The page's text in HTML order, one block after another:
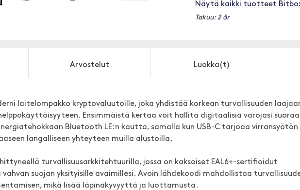
Näytä kaikki tuotteet
Takuu: 2 år
Arvostelut Luokka(t)
laitelompakko kryptovaluutoille, joka yhdistää korkean turvallisuuden
Ensimmäistä kertaa voit hallita digitaalisia varojasi
Bluetooth LE:n kautta, samalla kun USB-C tarjoaa virransyötön
langalliseen yhteyteen muilla alustoilla.
turvallisuusarkkitehtuurilla, jossa on kaksoiset EAL6+-sertifioidut
suojan yksityisille avaimillesi. Avoin lähdekoodi mahdollistaa
mikä lisää läpinäkyvyyttä ja luottamusta.